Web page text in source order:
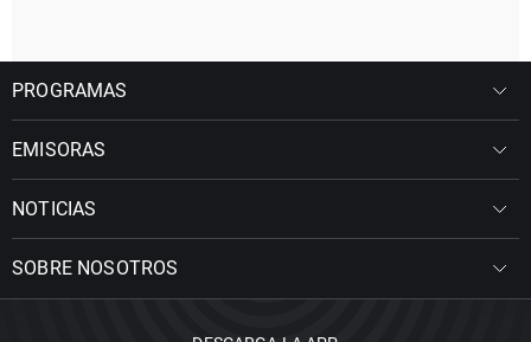
PROGRAMAS
EMISORAS
NOTICIAS
SOBRE NOSOTROS